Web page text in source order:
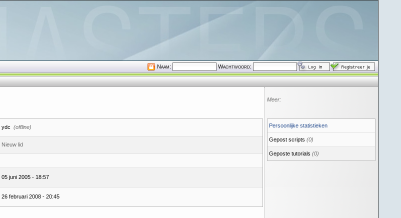
Naam: Wachtwoord:
ydc (offline)
Nieuw lid
05 juni 2005 - 18:57
26 februari 2008 - 20:45
Meer:
Persoonlijke statistieken
Gepost scripts (0)
Geposte tutorials (0)